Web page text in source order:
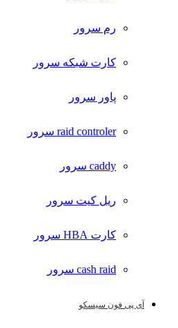
رم سرور
کارت شبکه سرور
پاور سرور
raid controler سرور
caddy سرور
ریل کیت سرور
کارت HBA سرور
cash raid سرور
آی پی فون سیسکو